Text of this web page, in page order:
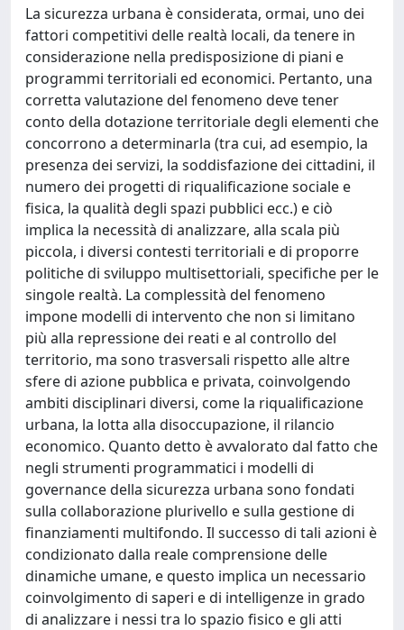
La sicurezza urbana è considerata, ormai, uno dei
fattori competitivi delle realtà locali, da tenere in
considerazione nella predisposizione di piani e
programmi territoriali ed economici. Pertanto, una
corretta valutazione del fenomeno deve tener
conto della dotazione territoriale degli elementi che
concorrono a determinarla (tra cui, ad esempio, la
presenza dei servizi, la soddisfazione dei cittadini, il
numero dei progetti di riqualificazione sociale e
fisica, la qualità degli spazi pubblici ecc.) e ciò
implica la necessità di analizzare, alla scala più
piccola, i diversi contesti territoriali e di proporre
politiche di sviluppo multisettoriali, specifiche per le
singole realtà. La complessità del fenomeno
impone modelli di intervento che non si limitano
più alla repressione dei reati e al controllo del
territorio, ma sono trasversali rispetto alle altre
sfere di azione pubblica e privata, coinvolgendo
ambiti disciplinari diversi, come la riqualificazione
urbana, la lotta alla disoccupazione, il rilancio
economico. Quanto detto è avvalorato dal fatto che
negli strumenti programmatici i modelli di
governance della sicurezza urbana sono fondati
sulla collaborazione plurivello e sulla gestione di
finanziamenti multifondo. Il successo di tali azioni è
condizionato dalla reale comprensione delle
dinamiche umane, e questo implica un necessario
coinvolgimento di saperi e di intelligenze in grado
di analizzare i nessi tra lo spazio fisico e gli atti